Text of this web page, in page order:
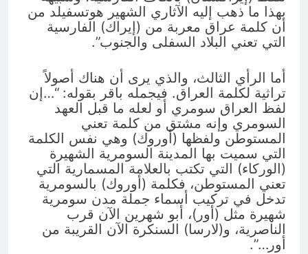
بهذا ما ذهب إليه الآثاري الشهير هوتسفيلد من
أن كلمة عراق معربة من (إيراك) الفارسية
التي تعني البلاد السفلى والجنوب”.
أما الرأي الثالث، والذي يرى أن هناك أصولاً
تراثية لكلمة العراق. فيجمله باقر بقوله: “…إن
لفظ العراق سومري أو لعله ما قبل العهد
السومري وإنه مشتق من كلمة تعني
المستوطن ولفظها (أوروك) وهي نفس الكلمة
التي سميت بها المدينة السومرية الشهيرة
(الوركاء) التي تكتب بالعلامة المسمارية التي
تعني المستوطن، فكلمة (أوروك) بالسومرية
تدخل في تركيب أسماء جملة مدن سومرية
شهيرة مثل (أور)، أبو شهرين الآن قرب
الناصرية، و(لارسا) السنكرة الآن القريبة من
أور…”.